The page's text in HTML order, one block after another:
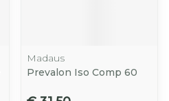
Madaus
Prevalon Iso Comp 60